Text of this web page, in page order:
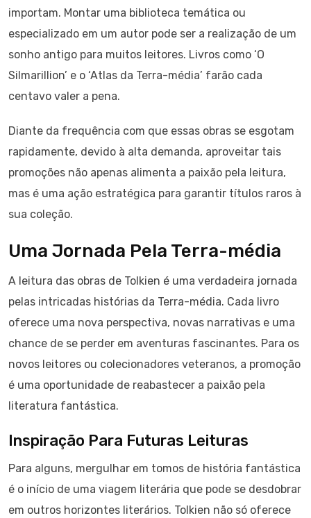
importam. Montar uma biblioteca temática ou
especializado em um autor pode ser a realização de um
sonho antigo para muitos leitores. Livros como ‘O
Silmarillion’ e o ‘Atlas da Terra-média’ farão cada
centavo valer a pena.
Diante da frequência com que essas obras se esgotam
rapidamente, devido à alta demanda, aproveitar tais
promoções não apenas alimenta a paixão pela leitura,
mas é uma ação estratégica para garantir títulos raros à
sua coleção.
Uma Jornada Pela Terra-média
A leitura das obras de Tolkien é uma verdadeira jornada
pelas intricadas histórias da Terra-média. Cada livro
oferece uma nova perspectiva, novas narrativas e uma
chance de se perder em aventuras fascinantes. Para os
novos leitores ou colecionadores veteranos, a promoção
é uma oportunidade de reabastecer a paixão pela
literatura fantástica.
Inspiração Para Futuras Leituras
Para alguns, mergulhar em tomos de história fantástica
é o início de uma viagem literária que pode se desdobrar
em outros horizontes literários. Tolkien não só oferece